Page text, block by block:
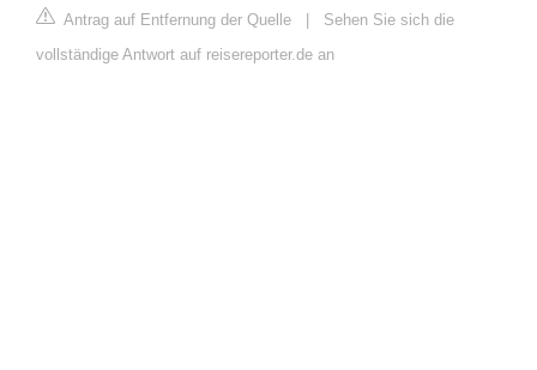
Antrag auf Entfernung der Quelle | Sehen Sie sich die
vollständige Antwort auf reisereporter.de an